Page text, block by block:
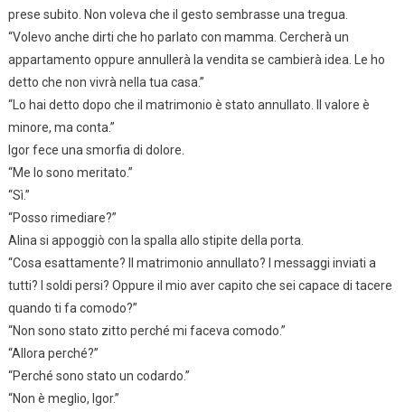
prese subito. Non voleva che il gesto sembrasse una tregua.
“Volevo anche dirti che ho parlato con mamma. Cercherà un
appartamento oppure annullerà la vendita se cambierà idea. Le ho
detto che non vivrà nella tua casa.”
“Lo hai detto dopo che il matrimonio è stato annullato. Il valore è
minore, ma conta.”
Igor fece una smorfia di dolore.
“Me lo sono meritato.”
“Sì.”
“Posso rimediare?”
Alina si appoggiò con la spalla allo stipite della porta.
“Cosa esattamente? Il matrimonio annullato? I messaggi inviati a
tutti? I soldi persi? Oppure il mio aver capito che sei capace di tacere
quando ti fa comodo?”
“Non sono stato zitto perché mi faceva comodo.”
“Allora perché?”
“Perché sono stato un codardo.”
“Non è meglio, Igor.”